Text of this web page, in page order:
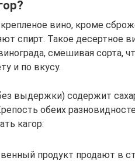
вино, кроме
спирт. Такое десертное
смешивая сорта,
и по вкусу.
выдержки) содержит
обеих
кагор:
продукт продают в